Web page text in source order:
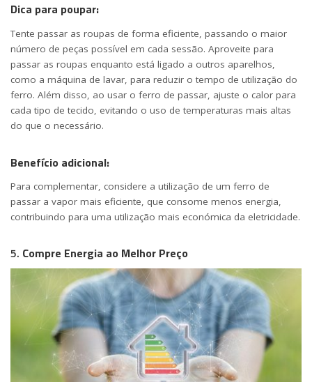
Dica para poupar:
Tente passar as roupas de forma eficiente, passando o maior
número de peças possível em cada sessão. Aproveite para
passar as roupas enquanto está ligado a outros aparelhos,
como a máquina de lavar, para reduzir o tempo de utilização do
ferro. Além disso, ao usar o ferro de passar, ajuste o calor para
cada tipo de tecido, evitando o uso de temperaturas mais altas
do que o necessário.
Benefício adicional:
Para complementar, considere a utilização de um ferro de
passar a vapor mais eficiente, que consome menos energia,
contribuindo para uma utilização mais económica da eletricidade.
5. Compre Energia ao Melhor Preço